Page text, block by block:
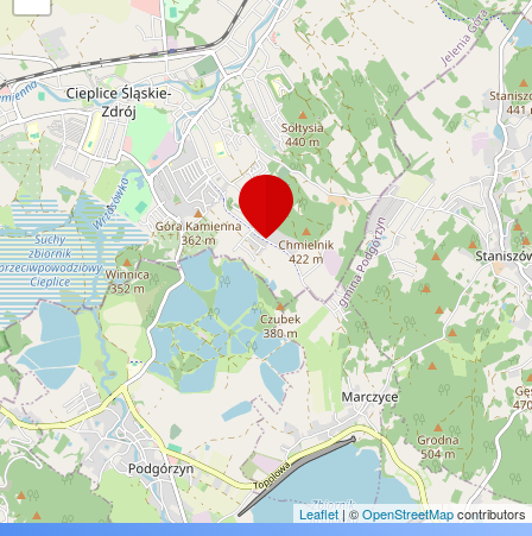
Leaflet| ©OpenStreetMapcontributors